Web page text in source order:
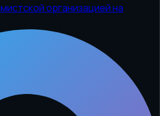
организацией на